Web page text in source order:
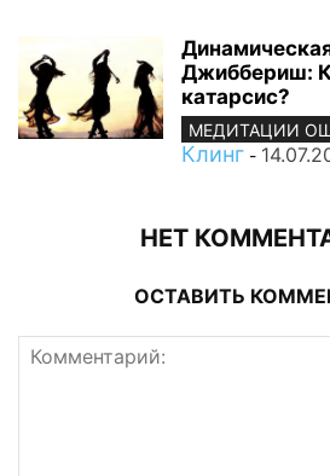
Джиббериш:
катарсис?
МЕДИТАЦИИ
Клинг -
НЕТ
ОСТАВИТЬ